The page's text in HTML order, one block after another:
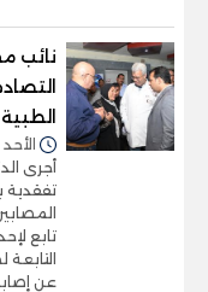
نائب
الطبية
الأحد 16/مارس/2025 - 02:58 ص
أجرى
تفقدية
تابع